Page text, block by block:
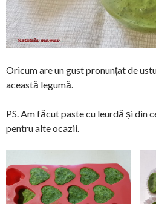
Oricum are un gust pronunțat de
această legumă.
PS. Am făcut paste cu leurdă și din
pentru alte ocazii.